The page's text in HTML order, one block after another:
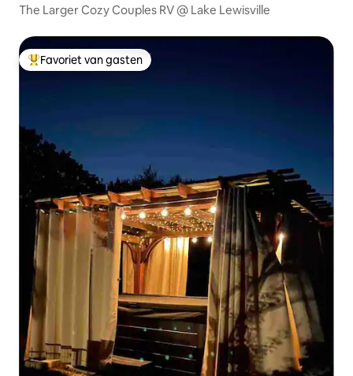
The Larger Cozy Couples RV @ Lake Lewisville
Topfavoriet van gasten
Favoriet van gasten